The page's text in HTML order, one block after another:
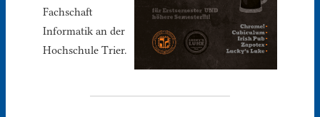
Fachschaft
Informatik an der
Hochschule Trier.